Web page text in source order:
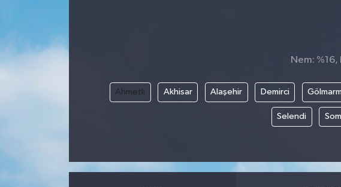
Nem:
Ahmetli Akhisar Alaşehir Demirci
Selendi